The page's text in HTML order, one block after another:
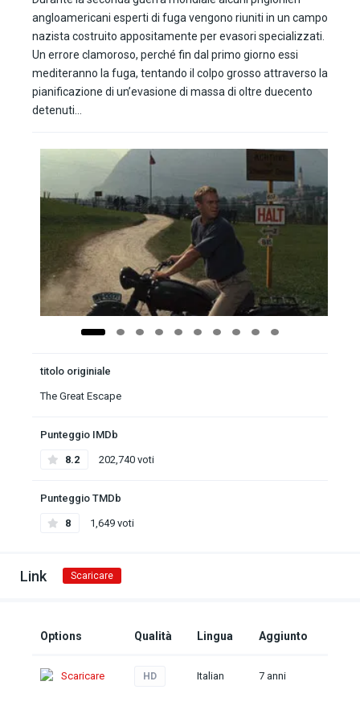
angloamericani esperti di fuga vengono riuniti in un campo
nazista costruito appositamente per evasori specializzati.
Un errore clamoroso, perché fin dal primo giorno essi
mediteranno la fuga, tentando il colpo grosso attraverso la
pianificazione di un’evasione di massa di oltre duecento
detenuti…
titolo originiale
The Great Escape
Punteggio IMDb
8.2 202,740 voti
Punteggio TMDb
8 1,649 voti
Link Scaricare
Options Qualità Lingua Aggiunto
Scaricare HD Italian 7 anni